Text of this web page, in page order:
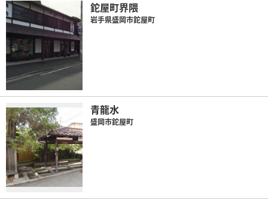
鉈屋町界隈
岩手県盛岡市鉈屋町
青龍水
盛岡市鉈屋町